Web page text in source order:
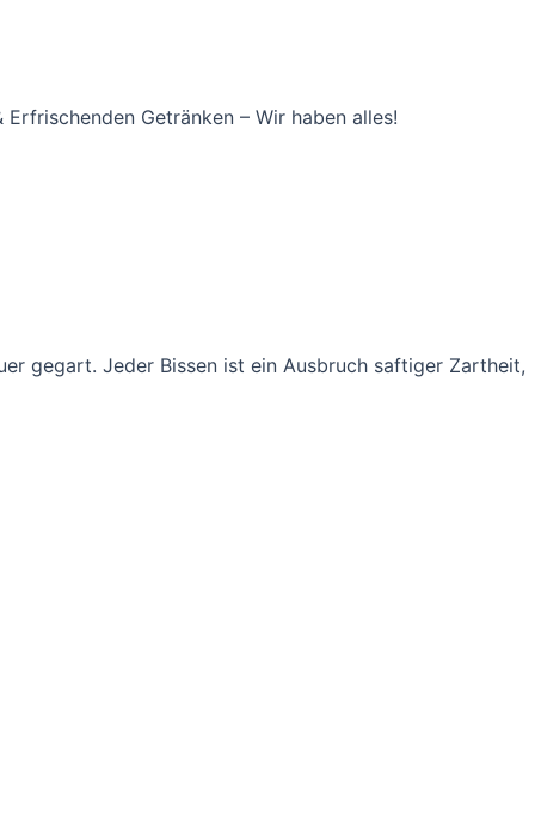
Getränken – Wir haben alles!
gegart. Jeder Bissen ist ein Ausbruch saftiger Zartheit,